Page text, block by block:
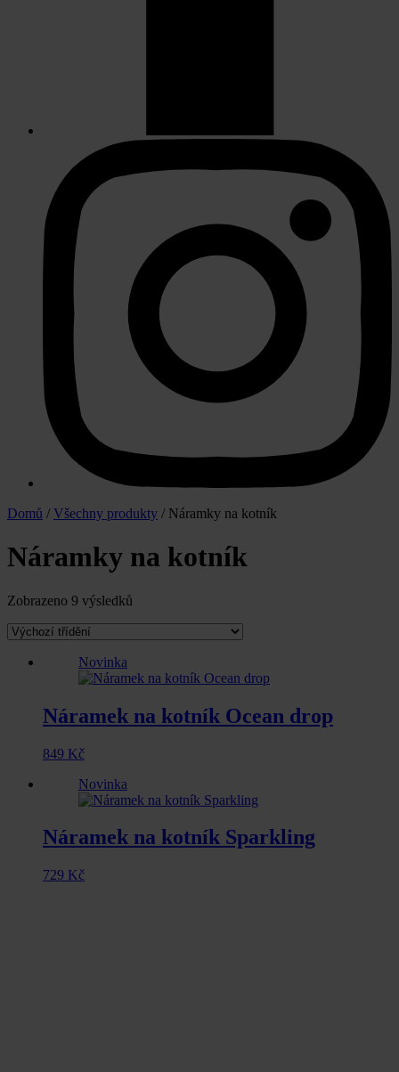
Domů / Všechny produkty / Náramky na kotník
Náramky na kotník
Zobrazeno 9 výsledků
Novinka
Náramek na kotník Ocean drop
849 Kč
Novinka
Náramek na kotník Sparkling
729 Kč